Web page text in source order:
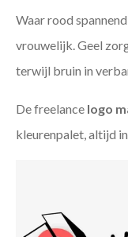
Waar rood
vrouwelijk. Geel
terwijl bruin in
De freelance logo
kleurenpalet, altijd